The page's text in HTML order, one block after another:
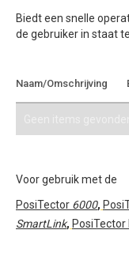
Biedt een snelle
de gebruiker in staat
Naam/Omschrijving
Voor gebruik met de
PosiTector 6000,
SmartLink, PosiTector